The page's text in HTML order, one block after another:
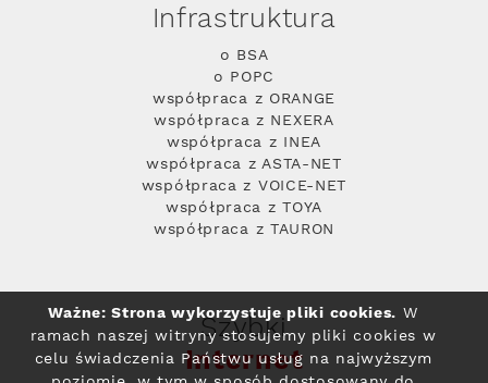
Infrastruktura
o BSA
o POPC
współpraca z ORANGE
współpraca z NEXERA
współpraca z INEA
współpraca z ASTA-NET
współpraca z VOICE-NET
współpraca z TOYA
współpraca z TAURON
Szybki
Internet
Ważne: Strona wykorzystuje pliki cookies. W
ramach naszej witryny stosujemy pliki cookies w
celu świadczenia Państwu usług na najwyższym